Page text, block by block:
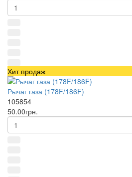
Хит продаж
Рычаг газа (178F/186F)
105854
50.00грн.